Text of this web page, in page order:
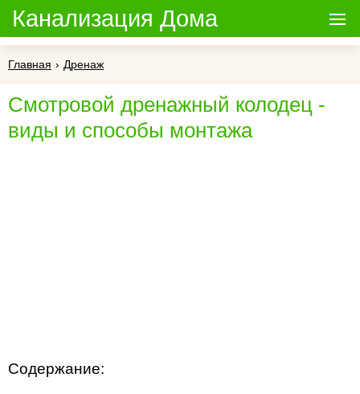
Канализация Дома
Главная › Дренаж
Смотровой дренажный колодец -
виды и способы монтажа
Содержание: